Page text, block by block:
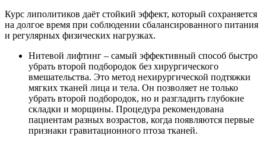
Курс липолитиков даёт стойкий эффект, который сохраняется
на долгое время при соблюдении сбалансированного питания
и регулярных физических нагрузках.
Нитевой лифтинг – самый эффективный способ быстро
убрать второй подбородок без хирургического
вмешательства. Это метод нехирургической подтяжки
мягких тканей лица и тела. Он позволяет не только
убрать второй подбородок, но и разгладить глубокие
складки и морщины. Процедура рекомендована
пациентам разных возрастов, когда появляются первые
признаки гравитационного птоза тканей.